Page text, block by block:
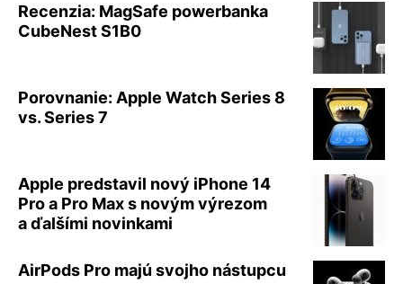
Recenzia: MagSafe powerbanka
CubeNest S1B0
Porovnanie: Apple Watch Series 8
vs. Series 7
Apple predstavil nový iPhone 14
Pro a Pro Max s novým výrezom
a ďalšími novinkami
AirPods Pro majú svojho nástupcu